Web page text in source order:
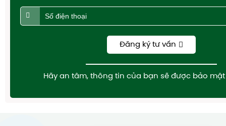
Đăng ký tư vấn
Hãy an tâm, thông tin của bạn sẽ được bảo